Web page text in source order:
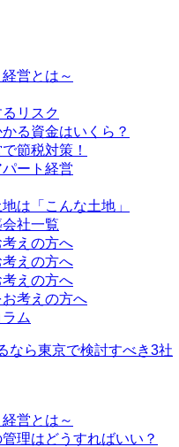
営とは～
リスク
る資金はいくら？
節税対策！
ート経営
は「こんな土地」
社一覧
えの方へ
えの方へ
えの方へ
考えの方へ
ム
営とは～
理はどうすればいい？